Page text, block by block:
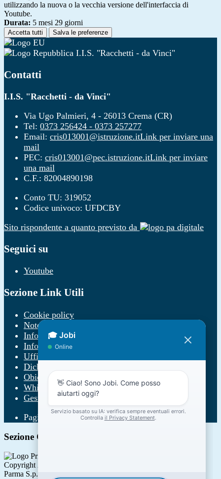
utilizzando la nuova o la vecchia versione dell'interfaccia di
Youtube.
Durata: 5 mesi 29 giorni
Accetta tutti Salva le preferenze
I.I.S. "Racchetti - da Vinci"
Contatti
I.I.S. "Racchetti - da Vinci"
Via Ugo Palmieri, 4 - 26013 Crema (CR)
Tel: 0373 256424 - 0373 257277
Email: cris013001@istruzione.itLink per inviare una
mail
PEC: cris013001@pec.istruzione.itLink per inviare
una mail
C.F.: 82004890198
Conto TU: 319052
Codice univoco: UFDCBY
Sito rispondente a quanto previsto da
Seguici su
Youtube
Sezione Link Utili
Cookie policy
Note legali
Informativa Privacy
Informativa Privacy chatbot Jobi
Ufficio Relazioni con il Pubblico
Dichiarazione di accessibilità
Obiettivi di accessibilità
Whistleblowing
Gestione consensi cookie
Pagina visualizzata244 volte
Sezione Copyright
Copyright 2026 | Engineered and powered by Gruppo Spaggiari
Parma S.p.A. | Divisione Publishing & New Social Media